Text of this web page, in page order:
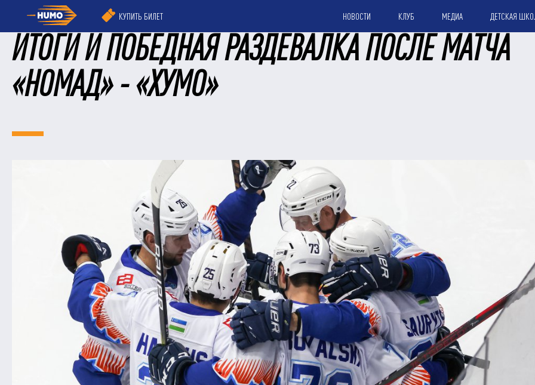
КУПИТЬ БИЛЕТ НОВОСТИ КЛУБ МЕДИА ДЕТСКАЯ
ИТОГИ И ПОБЕДНАЯ РАЗДЕВАЛКА ПОСЛЕ МАТЧА
«НОМАД» - «ХУМО»